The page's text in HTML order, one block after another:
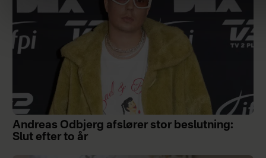
Andreas Odbjerg afslører stor beslutning:
Slut efter to år